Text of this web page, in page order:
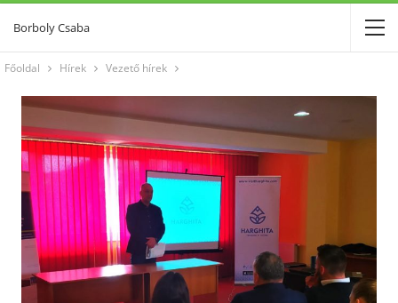
Borboly Csaba
Főoldal Hírek Vezető hírek